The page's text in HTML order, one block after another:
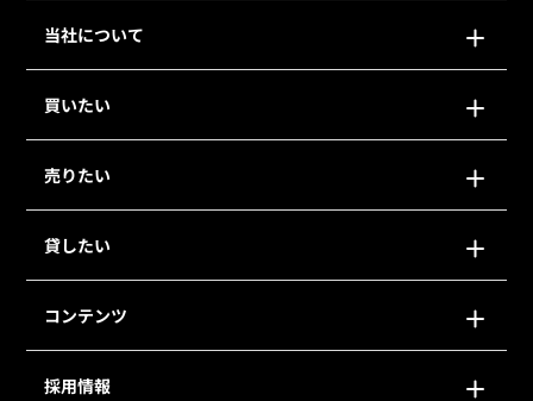
当社について
買いたい
売りたい
貸したい
コンテンツ
採用情報